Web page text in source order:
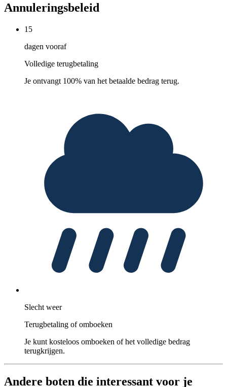
Annuleringsbeleid
15
dagen vooraf
Volledige terugbetaling
Je ontvangt 100% van het betaalde bedrag terug.
Slecht weer
Terugbetaling of omboeken
Je kunt kosteloos omboeken of het volledige bedrag
terugkrijgen.
Andere boten die interessant voor je